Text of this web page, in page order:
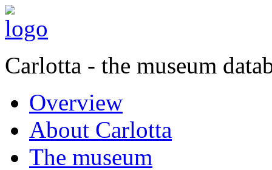
Carlotta - the museum
Overview
About Carlotta
The museum